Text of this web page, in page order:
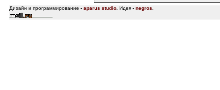
Дизайн и программирование - aparus studio Идея - negros